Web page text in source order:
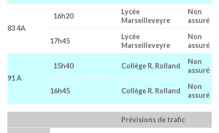
83 4A
16h20
Lycée
Marseilleveyre
Non
assuré
17h45
Lycée
Marseilleveyre
Non
assuré
91 A
15h40 Collège R. Rolland
Non
assuré
16h45 Collège R. Rolland
Non
assuré
Prévisions de trafic